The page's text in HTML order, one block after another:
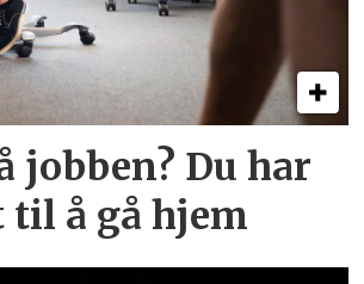
jobben? Du har
å gå hjem